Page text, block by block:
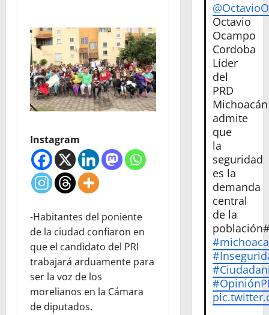
Instagram
-Habitantes del poniente
de la ciudad confiaron en
que el candidato del PRI
trabajará arduamente para
ser la voz de los
morelianos en la Cámara
de diputados.
Octavio
Ocampo
Cordoba
Líder
del
PRD
Michoacán
admite
que
la
seguridad
es la
demanda
central
de la